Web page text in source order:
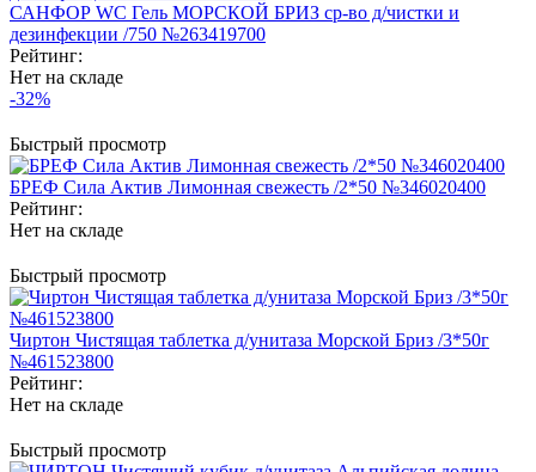
САНФОР WC Гель МОРСКОЙ БРИЗ ср-во д/чистки и
дезинфекции /750 №263419700
Рейтинг:
Нет на складе
-32%
Быстрый просмотр
БРЕФ Сила Актив Лимонная свежесть /2*50 №346020400
Рейтинг:
Нет на складе
Быстрый просмотр
Чиртон Чистящая таблетка д/унитаза Морской Бриз /3*50г
№461523800
Рейтинг:
Нет на складе
Быстрый просмотр